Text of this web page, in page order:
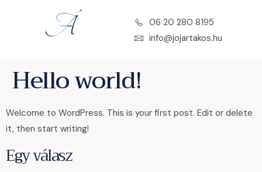
06 20 280 8195
info@jojartakos.hu
Hello world!
Welcome to WordPress. This is your first post. Edit or delete
it, then start writing!
Egy válasz